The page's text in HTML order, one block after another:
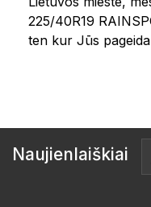
225/40R19
ten kur Jūs
Naujienlaiškiai